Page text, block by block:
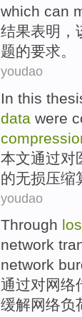
which can
结果表明 ，
题的要求。
youdao
In this
data were
本文通过对
的无损压缩
youdao
Through
network
network
通过对网络
缓解网络负